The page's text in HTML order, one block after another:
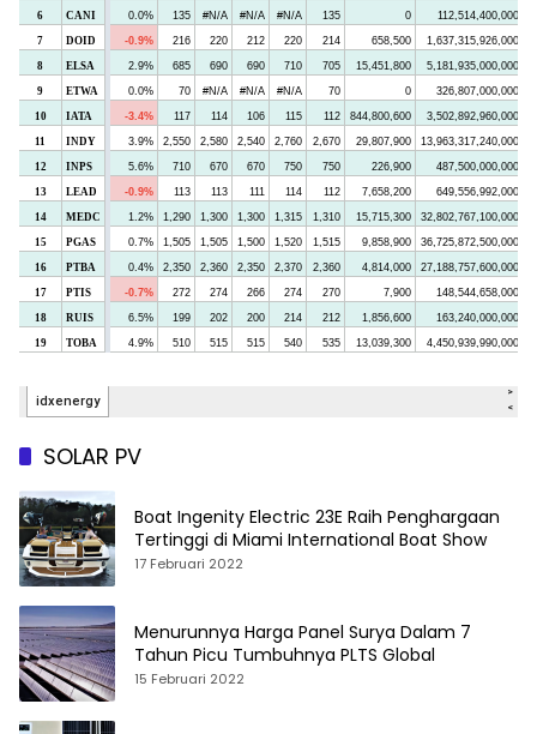
SOLAR PV
Boat Ingenity Electric 23E Raih Penghargaan
Tertinggi di Miami International Boat Show
17 Februari 2022
Menurunnya Harga Panel Surya Dalam 7
Tahun Picu Tumbuhnya PLTS Global
15 Februari 2022